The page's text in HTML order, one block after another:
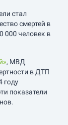
стал
смертей в
000 человек в
, МВД
в ДТП
году
показатели